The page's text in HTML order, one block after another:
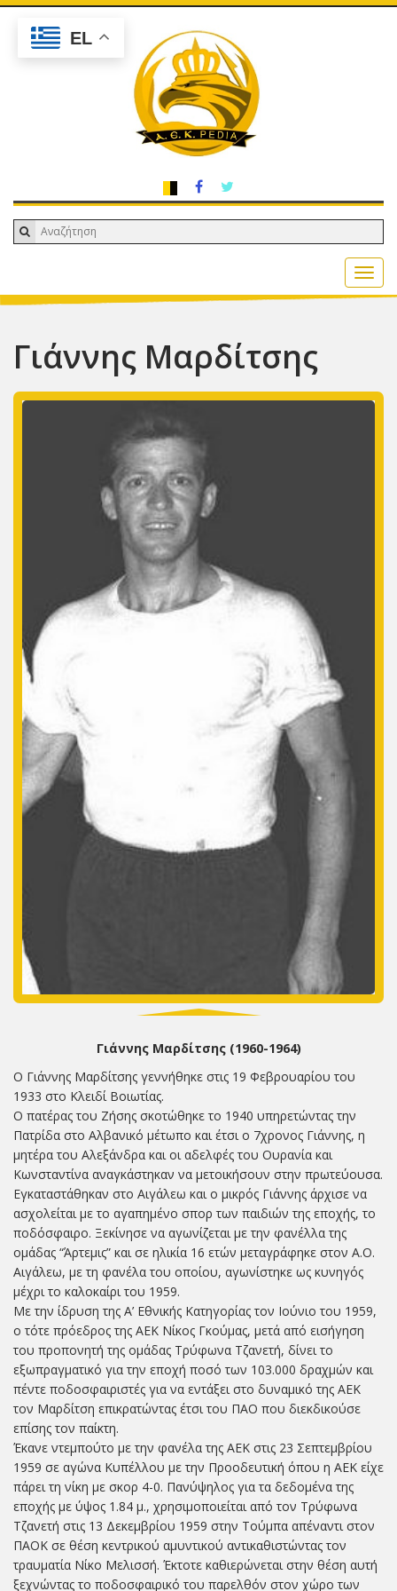
Γιάννης Μαρδίτσης
Γιάννης Μαρδίτσης (1960-1964)
Ο Γιάννης Μαρδίτσης γεννήθηκε στις 19 Φεβρουαρίου του
1933 στο Κλειδί Βοιωτίας.
Ο πατέρας του Ζήσης σκοτώθηκε το 1940 υπηρετώντας την
Πατρίδα στο Αλβανικό μέτωπο και έτσι ο 7χρονος Γιάννης, η
μητέρα του Αλεξάνδρα και οι αδελφές του Ουρανία και
Κωνσταντίνα αναγκάστηκαν να μετοικήσουν στην πρωτεύουσα.
Εγκαταστάθηκαν στο Αιγάλεω και ο μικρός Γιάννης άρχισε να
ασχολείται με το αγαπημένο σπορ των παιδιών της εποχής, το
ποδόσφαιρο. Ξεκίνησε να αγωνίζεται με την φανέλλα της
ομάδας “Άρτεμις” και σε ηλικία 16 ετών μεταγράφηκε στον Α.Ο.
Αιγάλεω, με τη φανέλα του οποίου, αγωνίστηκε ως κυνηγός
μέχρι το καλοκαίρι του 1959.
Με την ίδρυση της Α’ Εθνικής Κατηγορίας τον Ιούνιο του 1959,
ο τότε πρόεδρος της ΑΕΚ Νίκος Γκούμας, μετά από εισήγηση
του προπονητή της ομάδας Τρύφωνα Τζανετή, δίνει το
εξωπραγματικό για την εποχή ποσό των 103.000 δραχμών και
πέντε ποδοσφαιριστές για να εντάξει στο δυναμικό της ΑΕΚ
τον Μαρδίτση επικρατώντας έτσι του ΠΑΟ που διεκδικούσε
επίσης τον παίκτη.
Έκανε ντεμπούτο με την φανέλα της ΑΕΚ στις 23 Σεπτεμβρίου
1959 σε αγώνα Κυπέλλου με την Προοδευτική όπου η ΑΕΚ είχε
πάρει τη νίκη με σκορ 4-0. Πανύψηλος για τα δεδομένα της
εποχής με ύψος 1.84 μ., χρησιμοποιείται από τον Τρύφωνα
Τζανετή στις 13 Δεκεμβρίου 1959 στην Τούμπα απέναντι στον
ΠΑΟΚ σε θέση κεντρικού αμυντικού αντικαθιστώντας τον
τραυματία Νίκο Μελισσή. Έκτοτε καθιερώνεται στην θέση αυτή
ξεχνώντας το ποδοσφαιρικό του παρελθόν στον χώρο των
EL